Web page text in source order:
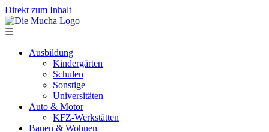
Direkt zum Inhalt
☰
Ausbildung
Kindergärten
Schulen
Sonstige
Universitäten
Auto & Motor
KFZ-Werkstätten
Bauen & Wohnen